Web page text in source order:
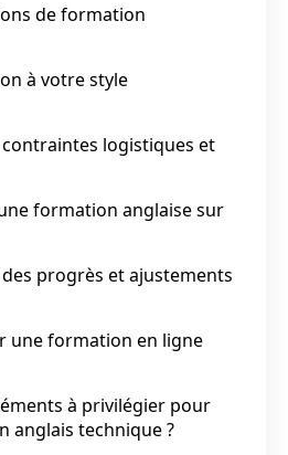
de formation
à votre style
logistiques et
formation anglaise sur
progrès et ajustements
une formation en ligne
à privilégier pour
anglais technique ?